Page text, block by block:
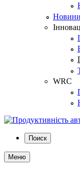
Новини
WRC
Поиск
Меню